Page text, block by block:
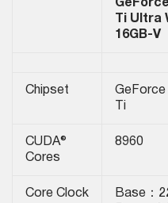
Ti Ultra
16GB-V
Chipset
GeForce
CUDA®
Cores
8960
Core Clock
Base：